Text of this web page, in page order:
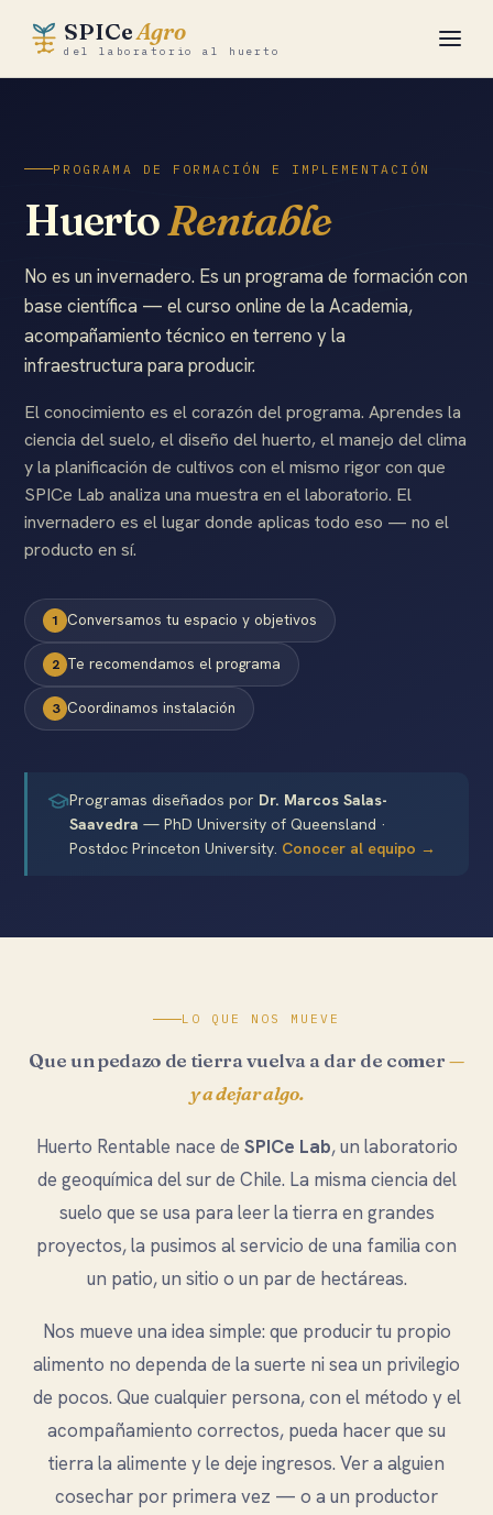
SPICeAgro
del laboratorio al huerto
Huerto Rentable
HR35 · Parte
HR55 · Produce
Herramientas
La ciencia
SPICe Lab ↗
PROGRAMA DE FORMACIÓN E IMPLEMENTACIÓN
HuertoRentable
No es un invernadero. Es un programa de formación con
base científica — el curso online de la Academia,
acompañamiento técnico en terreno y la
infraestructura para producir.
El conocimiento es el corazón del programa. Aprendes la
ciencia del suelo, el diseño del huerto, el manejo del clima
y la planificación de cultivos con el mismo rigor con que
SPICe Lab analiza una muestra en el laboratorio. El
invernadero es el lugar donde aplicas todo eso — no el
producto en sí.
1 Conversamos tu espacio y objetivos
2 Te recomendamos el programa
3 Coordinamos instalación
Programas diseñados por Dr. Marcos Salas-
Saavedra — PhD University of Queensland ·
Postdoc Princeton University. Conocer al equipo →
LO QUE NOS MUEVE
Que un pedazo de tierra vuelva a dar de comer—
y a dejar algo.
Huerto Rentable nace de SPICe Lab, un laboratorio
de geoquímica del sur de Chile. La misma ciencia del
suelo que se usa para leer la tierra en grandes
proyectos, la pusimos al servicio de una familia con
un patio, un sitio o un par de hectáreas.
Nos mueve una idea simple: que producir tu propio
alimento no dependa de la suerte ni sea un privilegio
de pocos. Que cualquier persona, con el método y el
acompañamiento correctos, pueda hacer que su
tierra la alimente y le deje ingresos. Ver a alguien
cosechar por primera vez — o a un productor